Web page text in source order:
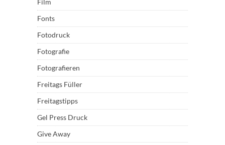
Fonts
Fotodruck
Fotografie
Fotografieren
Freitags Füller
Freitagstipps
Gel Press Druck
Give Away